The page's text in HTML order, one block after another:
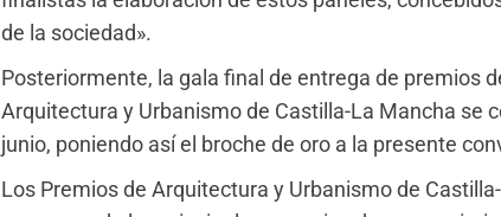
de la sociedad».
Posteriormente, la gala final de entrega de premios
Arquitectura y Urbanismo de Castilla-La Mancha se
junio, poniendo así el broche de oro a la presente
Los Premios de Arquitectura y Urbanismo de